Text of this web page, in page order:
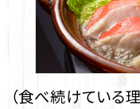
（食べ続けている理